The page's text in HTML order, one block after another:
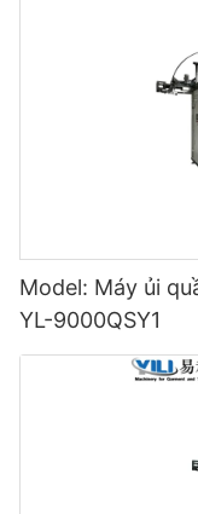
Model: Máy ủi
YL-9000QSY1